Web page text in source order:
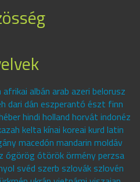
albán arab azeri belorusz
dari dán eszperantó észt finn
hindi holland horvát indonéz
kelta kínai koreai kurd latin
macedón mandarin moldáv
ógörög ótörök örmény perzsa
svéd szerb szlovák szlovén